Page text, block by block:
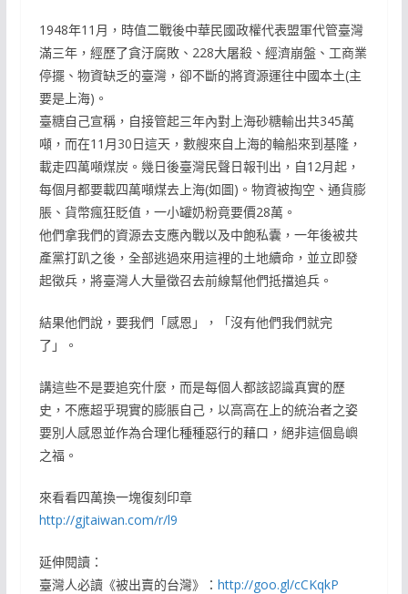
1948年11月，時值二戰後中華民國政權代表盟軍代管臺灣
滿三年，經歷了貪汙腐敗、228大屠殺、經濟崩盤、工商業
停擺、物資缺乏的臺灣，卻不斷的將資源運往中國本土(主
要是上海)。
臺糖自己宣稱，自接管起三年內對上海砂糖輸出共345萬
噸，而在11月30日這天，數艘來自上海的輪船來到基隆，
載走四萬噸煤炭。幾日後臺灣民聲日報刊出，自12月起，
每個月都要載四萬噸煤去上海(如圖)。物資被掏空、通貨膨
脹、貨幣瘋狂貶值，一小罐奶粉竟要價28萬。
他們拿我們的資源去支應內戰以及中飽私囊，一年後被共
產黨打趴之後，全部逃過來用這裡的土地續命，並立即發
起徵兵，將臺灣人大量徵召去前線幫他們抵擋追兵。
結果他們說，要我們「感恩」，「沒有他們我們就完
了」。
講這些不是要追究什麼，而是每個人都該認識真實的歷
史，不應超乎現實的膨脹自己，以高高在上的統治者之姿
要別人感恩並作為合理化種種惡行的藉口，絕非這個島嶼
之福。
來看看四萬換一塊復刻印章
http://gjtaiwan.com/r/l9
延伸閱讀：
臺灣人必讀《被出賣的台灣》： http://goo.gl/cCKqkP